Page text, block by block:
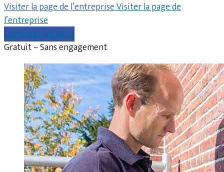
Visiter la page de l’entrepriseVisiter la page de
l’entreprise
Comparer les devis
Gratuit – Sans engagement